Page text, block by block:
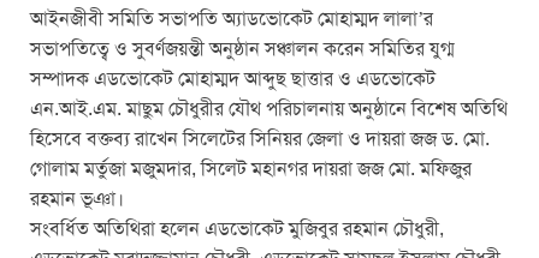
আইনজীবী সমিতি সভাপতি অ্যাডভোকেট মোহাম্মদ লালা’র
সভাপতিত্বে ও সুবর্ণজয়ন্তী অনুষ্ঠান সঞ্চালন করেন সমিতির যুগ্ম
সম্পাদক এডভোকেট মোহাম্মদ আব্দুছ ছাত্তার ও এডভোকেট
এন.আই.এম. মাছুম চৌধুরীর যৌথ পরিচালনায় অনুষ্ঠানে বিশেষ অতিথি
হিসেবে বক্তব্য রাখেন সিলেটের সিনিয়র জেলা ও দায়রা জজ ড. মো.
গোলাম মর্তুজা মজুমদার, সিলেট মহানগর দায়রা জজ মো. মফিজুর
রহমান ভূঞা।
সংবর্ধিত অতিথিরা হলেন এডভোকেট মুজিবুর রহমান চৌধুরী,